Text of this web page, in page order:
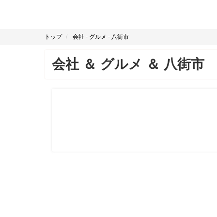
トップ 会社 - グルメ - 八街市
会社 ＆ グルメ ＆ 八街市